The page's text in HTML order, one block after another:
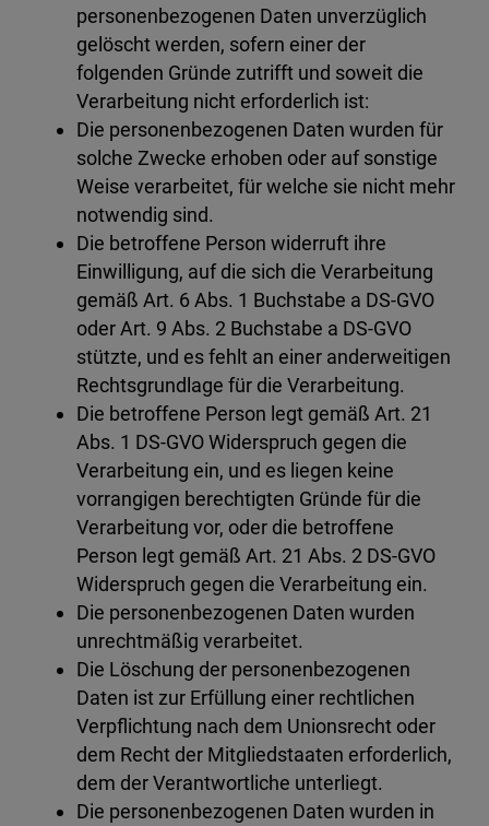
personenbezogenen Daten unverzüglich
gelöscht werden, sofern einer der
folgenden Gründe zutrifft und soweit die
Verarbeitung nicht erforderlich ist:
Die personenbezogenen Daten wurden für
solche Zwecke erhoben oder auf sonstige
Weise verarbeitet, für welche sie nicht mehr
notwendig sind.
Die betroffene Person widerruft ihre
Einwilligung, auf die sich die Verarbeitung
gemäß Art. 6 Abs. 1 Buchstabe a DS-GVO
oder Art. 9 Abs. 2 Buchstabe a DS-GVO
stützte, und es fehlt an einer anderweitigen
Rechtsgrundlage für die Verarbeitung.
Die betroffene Person legt gemäß Art. 21
Abs. 1 DS-GVO Widerspruch gegen die
Verarbeitung ein, und es liegen keine
vorrangigen berechtigten Gründe für die
Verarbeitung vor, oder die betroffene
Person legt gemäß Art. 21 Abs. 2 DS-GVO
Widerspruch gegen die Verarbeitung ein.
Die personenbezogenen Daten wurden
unrechtmäßig verarbeitet.
Die Löschung der personenbezogenen
Daten ist zur Erfüllung einer rechtlichen
Verpflichtung nach dem Unionsrecht oder
dem Recht der Mitgliedstaaten erforderlich,
dem der Verantwortliche unterliegt.
Die personenbezogenen Daten wurden in